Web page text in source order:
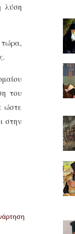
λύση
τώρα,
του
ώστε
στην